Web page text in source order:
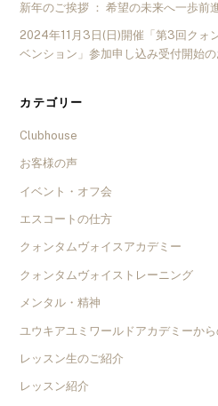
新年のご挨拶 ： 希望の未来へ一歩
2024年11月3日(日)開催「第3回クォ
ベンション」参加申し込み受付開始
カテゴリー
Clubhouse
お客様の声
イベント・オフ会
エスコートの仕方
クォンタムヴォイスアカデミー
クォンタムヴォイストレーニング
メンタル・精神
ユウキアユミワールドアカデミーか
レッスン生のご紹介
レッスン紹介